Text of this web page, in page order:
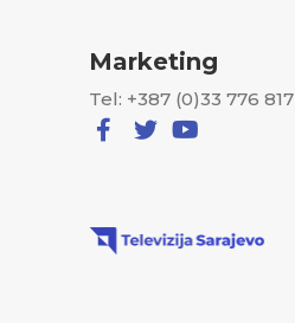
Marketing
Tel: +387 (0)33 776 817